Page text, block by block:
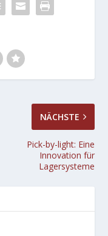
NÄCHSTE
Pick-by-light: Eine
Innovation für
Lagersysteme